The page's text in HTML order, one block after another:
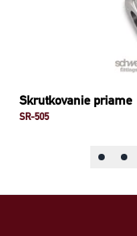
Skrutkovanie priame
SR-505